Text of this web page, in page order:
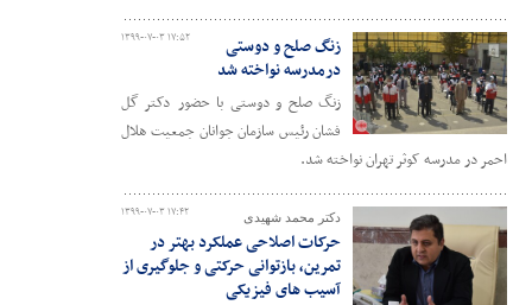
۱۳۹۹-۰۷-۰۳ ۱۷:۵۲
زنگ صلح و دوستی
درمدرسه نواخته شد
زنگ صلح و دوستی با حضور دکتر گل
فشان رئیس سازمان جوانان جمعیت هلال
احمر در مدرسه کوثر تهران نواخته شد.
۱۳۹۹-۰۷-۰۳ ۱۷:۴۲ دکتر محمد شهیدی
حرکات اصلاحی عملکرد بهتر در
تمرین، بازتوانی حرکتی و جلوگیری از
آسیب های فیزیکی